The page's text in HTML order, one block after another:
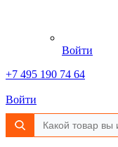
Войти
+7 495 190 74 64
Войти